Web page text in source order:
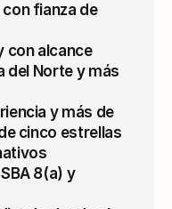
fianza de
con alcance
del Norte y más
y más de
cinco estrellas
8(a) y